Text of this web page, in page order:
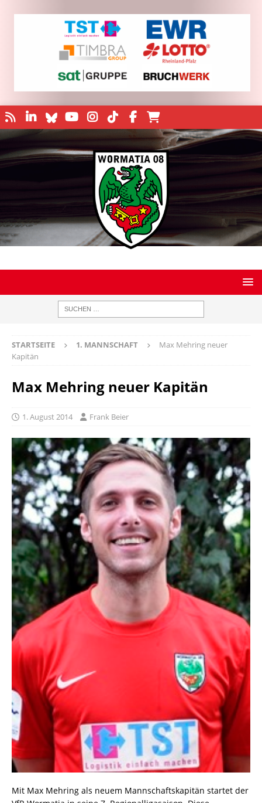
STARTSEITE 1. MANNSCHAFT
Max Mehring neuer
Kapitän
Max Mehring neuer Kapitän
1. August 2014 Frank Beier
Mit Max Mehring als neuem Mannschaftskapitän startet der